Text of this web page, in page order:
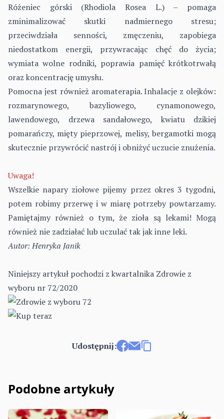
Różeniec górski (Rhodiola Rosea L.) – pomaga
zminimalizować skutki nadmiernego stresu;
przeciwdziała senności, zmęczeniu, zapobiega
niedostatkom energii, przywracając chęć do życia;
wymiata wolne rodniki, poprawia pamięć krótkotrwałą
oraz koncentrację umysłu.
Pomocna jest również aromaterapia. Inhalacje z olejków:
rozmarynowego, bazyliowego, cynamonowego,
lawendowego, drzewa sandałowego, kwiatu dzikiej
pomarańczy, mięty pieprzowej, melisy, bergamotki mogą
skutecznie przywrócić nastrój i obniżyć uczucie znużenia.
Uwaga!
Wszelkie napary ziołowe pijemy przez okres 3 tygodni,
potem robimy przerwę i w miarę potrzeby powtarzamy.
Pamiętajmy również o tym, że zioła są lekami! Mogą
również nie zadziałać lub uczulać tak jak inne leki.
Autor: Henryka Janik
Niniejszy artykuł pochodzi z kwartalnika Zdrowie z
wyboru nr 72/2020
Udostępnij:
Podobne artykuły